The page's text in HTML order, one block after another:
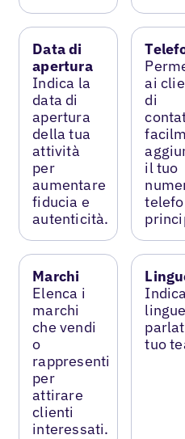
Data di
apertura
Indica la
data di
apertura
della tua
attività
per
aumentare
fiducia e
autenticità.
ai
di
il tuo
Marchi
Elenca i
marchi
che vendi
o
rappresenti
per
attirare
clienti
interessati.
lingue
tuo